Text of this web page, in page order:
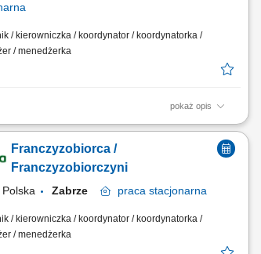
/ kierowniczka / koordynator / koordynatorka /
/ menedżerka
pokaż opis
zadania: Prowadzenie własnej działalności
wysoką jakość obsługi. Monitorowanie stanów
i zamówień. Dostosowywanie asortymentu
działań...
Franczyzobiorca /
Franczyzobiorczyni
Zabrze praca stacjonarna
/ kierowniczka / koordynator / koordynatorka /
/ menedżerka